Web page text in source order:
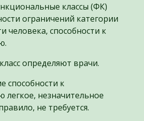
классы (ФК)
ограничений категории
человека, способности к
определяют врачи.
способности к
легкое, незначительное
не требуется.